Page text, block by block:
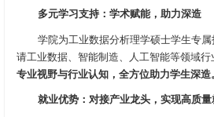
多元学习支持：学术赋能，助力深造
学院为工业数据分析理学硕士学生专
请工业数据、智能制造、人工智能等领域行
专业视野与行业认知，全方位助力学生深造
就业优势：对接产业龙头，实现高质量